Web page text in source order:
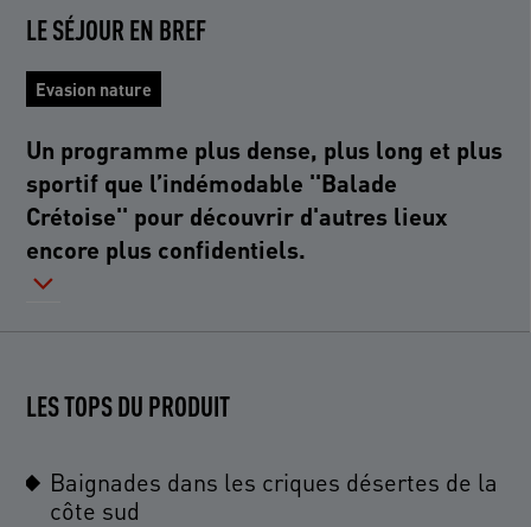
LE SÉJOUR EN BREF
Evasion nature
Un programme plus dense, plus long et plus
sportif que l’indémodable ''Balade
Crétoise'' pour découvrir d'autres lieux
encore plus confidentiels.
LES TOPS DU PRODUIT
Baignades dans les criques désertes de la
côte sud